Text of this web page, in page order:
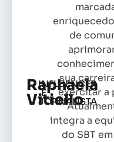
Raphaela
Vitiello
INFLUENCER
E
JORNALISTA
de
sua
exercitar a
integra a
do SBT